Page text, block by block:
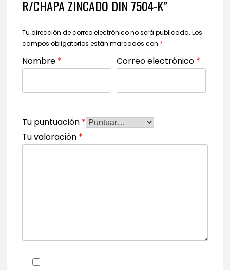
R/CHAPA ZINCADO DIN 7504-K”
Tu dirección de correo electrónico no será publicada. Los
campos obligatorios están marcados con *
Nombre * Correo electrónico *
Tu puntuación *
Tu valoración *